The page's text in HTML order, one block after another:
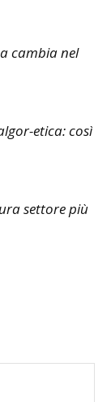
cambia nel
etica: così
settore più